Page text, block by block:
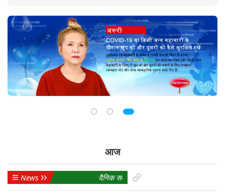
आज
News दैनिक समाचार स्ट्रीम